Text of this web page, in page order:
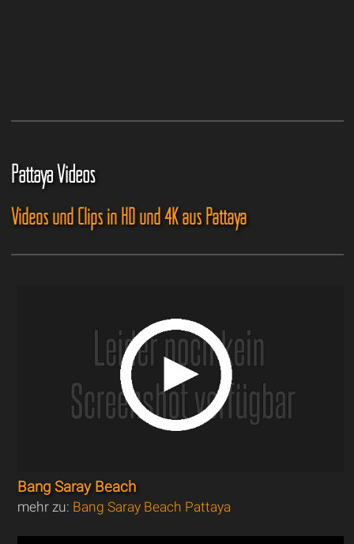
Pattaya Videos
Videos und Clips in HD und 4K aus Pattaya
Bang Saray Beach
mehr zu: Bang Saray Beach Pattaya